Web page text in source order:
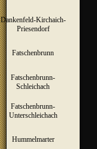
Dankenfeld-Kirchaich-
Priesendorf
Fatschenbrunn
Fatschenbrunn-
Schleichach
Fatschenbrunn-
Unterschleichach
Hummelmarter